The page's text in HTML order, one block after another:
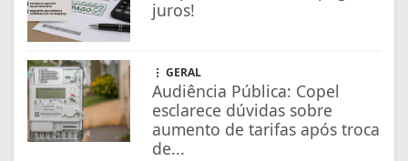
juros!
GERAL
Audiência Pública: Copel
esclarece dúvidas sobre
aumento de tarifas após troca
de...